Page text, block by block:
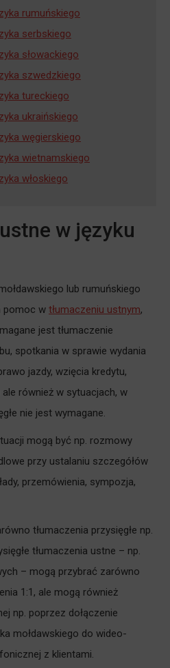
rumuńskiego
serbskiego
słowackiego
szwedzkiego
tureckiego
ukraińskiego
węgierskiego
wietnamskiego
włoskiego
w języku
lub rumuńskiego
pomoc w tłumaczeniu ustnym,
jest tłumaczenie
spotkania w sprawie wydania
jazdy, wzięcia kredytu,
również w sytuacjach, w
nie jest wymagane.
mogą być np. rozmowy
przy ustalaniu szczegółów
przemówienia, sympozja,
tłumaczenia przysięgłe np.
tłumaczenia ustne – np.
– mogą przybrać zarówno
1:1, ale mogą również
np. poprzez dołączenie
mołdawskiego do wideo-
z klientami.